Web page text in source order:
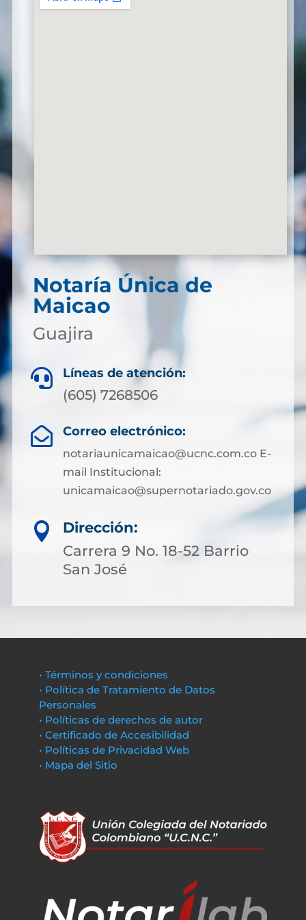
Notaría Única de
Maicao
Guajira
 Líneas de atención:
(605) 7268506
 Correo electrónico:
notariaunicamaicao@ucnc.com.co E-
mail Institucional:
unicamaicao@supernotariado.gov.co

Dirección:
Carrera 9 No. 18-52 Barrio
San José
• Términos y condiciones
• Política de Tratamiento de Datos
Personales
• Políticas de derechos de autor
• Certificado de Accesibilidad
• Políticas de Privacidad Web
• Mapa del Sitio